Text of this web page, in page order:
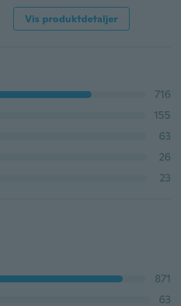
Vis produktdetaljer
716
155
63
26
23
871
63